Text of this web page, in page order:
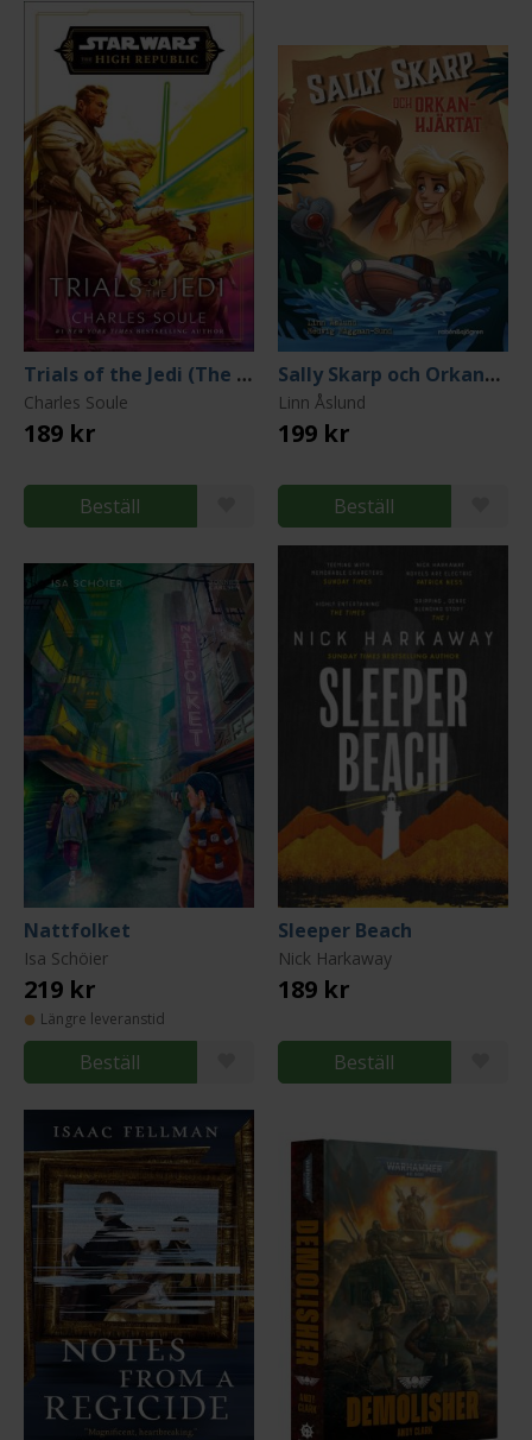
Trials of the Jedi (The High Republic)
Charles Soule
189 kr
Beställ
Sally Skarp och Orkanhjärtat
Linn Åslund
199 kr
Beställ
Nattfolket
Isa Schöier
219 kr
Längre leveranstid
Beställ
Sleeper Beach
Nick Harkaway
189 kr
Beställ